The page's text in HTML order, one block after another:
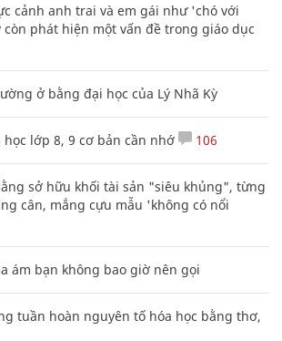
cảnh anh trai và em gái như 'chó với
phát hiện một vấn đề trong giáo dục
ở bằng đại học của Lý Nhã Kỳ
học lớp 8, 9 cơ bản cần nhớ 106
sở hữu khối tài sản "siêu khủng", từng
cân, mắng cựu mẫu 'không có nổi
ám bạn không bao giờ nên gọi
tuần hoàn nguyên tố hóa học bằng thơ,